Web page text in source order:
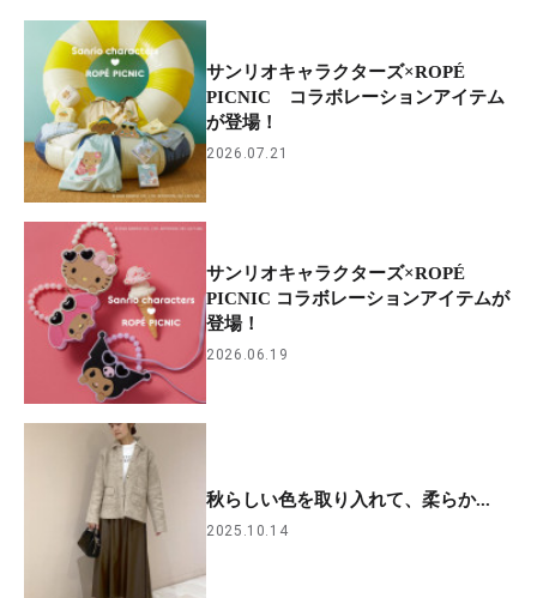
サンリオキャラクターズ×ROPÉ
PICNIC コラボレーションアイテム
が登場！
2026.07.21
サンリオキャラクターズ×ROPÉ
PICNIC コラボレーションアイテムが
登場！
2026.06.19
秋らしい色を取り入れて、柔らか...
2025.10.14